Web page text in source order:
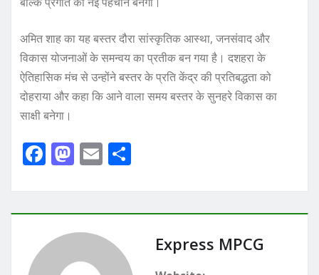
अमित शाह का यह बस्तर दौरा सांस्कृतिक आस्था, जनसंवाद और
विकास योजनाओं के समन्वय का प्रतीक बन गया है। दशहरा के
ऐतिहासिक मंच से उन्होंने बस्तर के प्रति केंद्र की प्रतिबद्धता को
दोहराया और कहा कि आने वाला समय बस्तर के सुनहरे विकास का
साक्षी बनेगा।
F
e
b
M
o
o
E
l e
Express MPCG